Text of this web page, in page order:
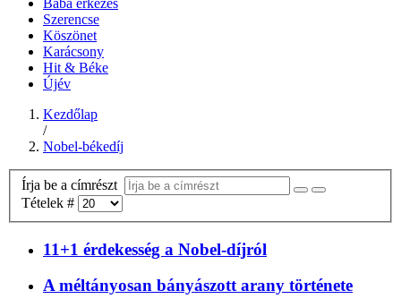
Baba érkezés
Szerencse
Köszönet
Karácsony
Hit & Béke
Újév
Kezdőlap
/
Nobel-békedíj
Írja be a címrészt
Tételek #
11+1 érdekesség a Nobel-díjról
A méltányosan bányászott arany története